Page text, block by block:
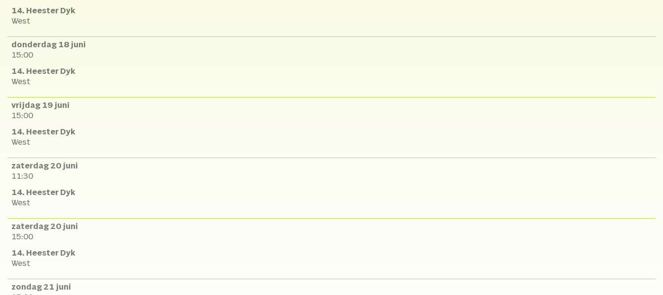
14. Heester Dyk
West
donderdag 18 juni
15:00
14. Heester Dyk
West
vrijdag 19 juni
15:00
14. Heester Dyk
West
zaterdag 20 juni
11:30
14. Heester Dyk
West
zaterdag 20 juni
15:00
14. Heester Dyk
West
zondag 21 juni